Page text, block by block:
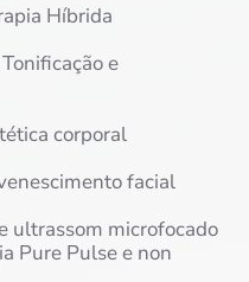
Híbrida
e
corporal
facial
ultrassom microfocado
Pure Pulse e non